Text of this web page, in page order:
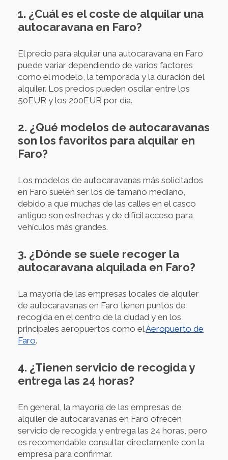
1. ¿Cuál es el coste de alquilar una
autocaravana en Faro?
El precio para alquilar una autocaravana en Faro
puede variar dependiendo de varios factores
como el modelo, la temporada y la duración del
alquiler. Los precios pueden oscilar entre los
50EUR y los 200EUR por día.
2. ¿Qué modelos de autocaravanas
son los favoritos para alquilar en
Faro?
Los modelos de autocaravanas más solicitados
en Faro suelen ser los de tamaño mediano,
debido a que muchas de las calles en el casco
antiguo son estrechas y de difícil acceso para
vehículos más grandes.
3. ¿Dónde se suele recoger la
autocaravana alquilada en Faro?
La mayoría de las empresas locales de alquiler
de autocaravanas en Faro tienen puntos de
recogida en el centro de la ciudad y en los
principales aeropuertos como elAeropuerto de
Faro.
4. ¿Tienen servicio de recogida y
entrega las 24 horas?
En general, la mayoría de las empresas de
alquiler de autocaravanas en Faro ofrecen
servicio de recogida y entrega las 24 horas, pero
es recomendable consultar directamente con la
empresa para confirmar.